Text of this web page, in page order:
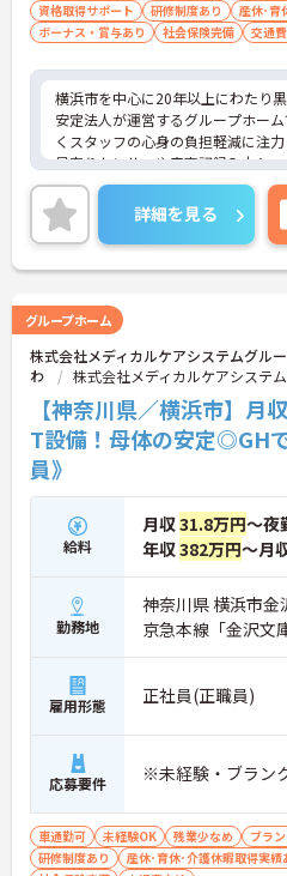
資格取得サポート
研修制度あり 産休･育
ボーナス・賞与あり
社会保険完備 交通
横浜市を中心に20年以上にわたり
安定法人が運営するグループホー
くスタッフの心身の負担軽減に注
見守りセンサーや音声記録入力シ
トでの記録ソフトなど最新の介護
しています。これにより夜間の見守
負担を大幅に削減し、ご入居者様
えるゆとりある労働環境を実現し
祉士の方は月収31.8万円という高
く、プライベートとの両立もしや
に、独自のマネジメント研修や医療
ど、働きながら着実に専門性を高
も万全に整っています。生活基盤を
させながら、介護福祉士として長期
ップを描いていける環境です。
★おすすめPOINT★
【最新のICT設備による業務効率化
・睡眠見守りセンサーや音声記録シ
スタッフの業務負荷を減らしてい
・夜間の巡視負担や記録業務の時
を持ったケアの実践が期待できます
【充実した社内研修や資格取得支
福祉士からのキャリアアップを描
・喀痰吸引などの医療的ケアやマネ
受講できる専門の教育体制が整って
【残業の少なさと柔軟な支援制度で
て長く働き続けられます】
・残業は月平均10時間程度に抑え
ライフバランスを保ちながら勤務
詳細を見る
グループホーム
株式会社メディカルケアシステムグル
わ
株式会社メディカルケアシステム
【神奈川県／横浜市】
T設備！母体の安定◎GH
員》
給料
月収31.8万円～夜
年収382万円～月
勤務地
神奈川県 横浜市
京急本線「金沢文
雇用形態 正社員(正職員)
応募要件 ※未経験・ブラン
車通勤可 未経験OK 残業少なめ ブラ
研修制度あり
産休･育休･介護休暇取得実績